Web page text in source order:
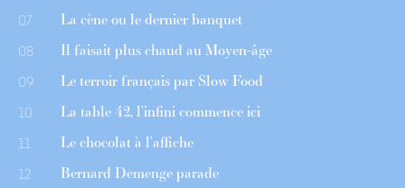
07 La cène ou le dernier banquet
08 Il faisait plus chaud au Moyen-âge
09 Le terroir français par Slow Food
10 La table 42, l’infini commence ici
11 Le chocolat à l’affiche
12 Bernard Demenge parade